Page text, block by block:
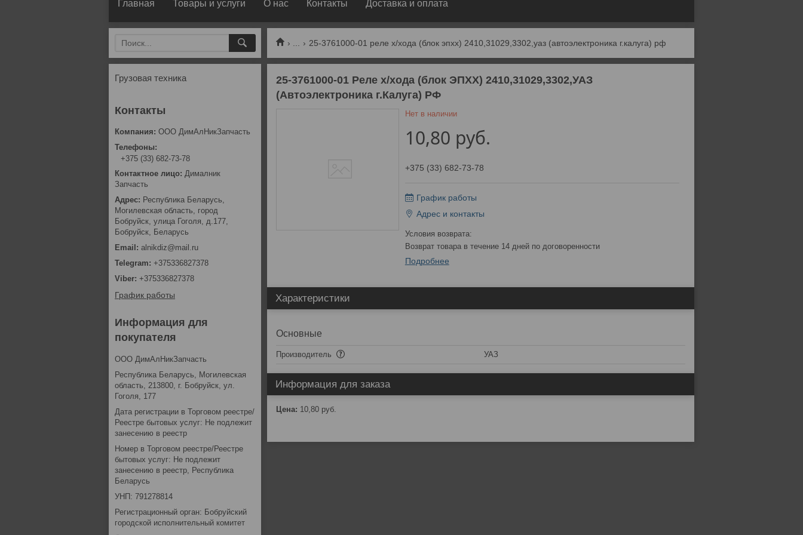
Главная Товары и услуги О нас Контакты Доставка и оплата
25-3761000-01 реле х/хода (блок эпхх) 2410,31029,3302,уаз (автоэлектроника г.калуга) рф
25-3761000-01 Реле х/хода (блок ЭПХХ) 2410,31029,3302,УАЗ
(Автоэлектроника г.Калуга) РФ
Нет в наличии
10,80 руб.
+375 (33) 682-73-78
График работы
Адрес и контакты
возврат товара в течение 14 дней по договоренности
Подробнее
Характеристики
Основные
Производитель УАЗ
Информация для заказа
Цена: 10,80 руб.
Грузовая техника
ООО ДимАлНикЗапчасть
+375 (33) 682-73-78
Дималник
Запчасть
Республика Беларусь,
Могилевская область, город
Бобруйск, улица Гоголя, д.177,
Бобруйск, Беларусь
alnikdiz@mail.ru
+375336827378
+375336827378
График работы
Информация для
покупателя
ООО ДимАлНикЗапчасть
Республика Беларусь, Могилевская
область, 213800, г. Бобруйск, ул.
Гоголя, 177
Дата регистрации в Торговом реестре/
Реестре бытовых услуг: Не подлежит
занесению в реестр
Номер в Торговом реестре/Реестре
бытовых услуг: Не подлежит
занесению в реестр, Республика
Беларусь
УНП: 791278814
Регистрационный орган: Бобруйский
городской исполнительный комитет